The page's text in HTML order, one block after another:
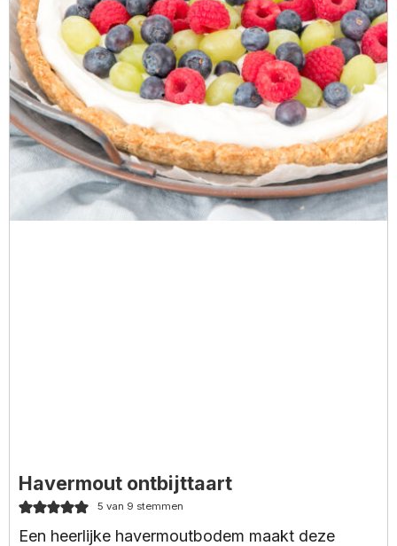
Havermout ontbijttaart
5 van 9 stemmen
Een heerlijke havermoutbodem maakt deze